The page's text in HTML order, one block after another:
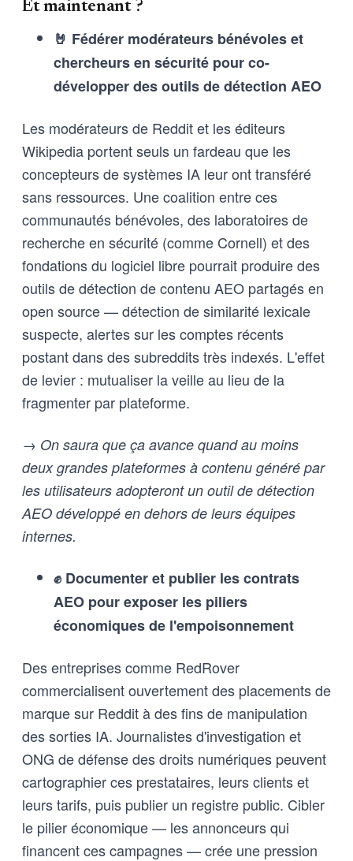
Et maintenant ?
🤘 Fédérer modérateurs bénévoles et
chercheurs en sécurité pour co-
développer des outils de détection AEO
Les modérateurs de Reddit et les éditeurs
Wikipedia portent seuls un fardeau que les
concepteurs de systèmes IA leur ont transféré
sans ressources. Une coalition entre ces
communautés bénévoles, des laboratoires de
recherche en sécurité (comme Cornell) et des
fondations du logiciel libre pourrait produire des
outils de détection de contenu AEO partagés en
open source — détection de similarité lexicale
suspecte, alertes sur les comptes récents
postant dans des subreddits très indexés. L'effet
de levier : mutualiser la veille au lieu de la
fragmenter par plateforme.
→ On saura que ça avance quand au moins
deux grandes plateformes à contenu généré par
les utilisateurs adopteront un outil de détection
AEO développé en dehors de leurs équipes
internes.
✊ Documenter et publier les contrats
AEO pour exposer les piliers
économiques de l'empoisonnement
Des entreprises comme RedRover
commercialisent ouvertement des placements de
marque sur Reddit à des fins de manipulation
des sorties IA. Journalistes d'investigation et
ONG de défense des droits numériques peuvent
cartographier ces prestataires, leurs clients et
leurs tarifs, puis publier un registre public. Cibler
le pilier économique — les annonceurs qui
financent ces campagnes — crée une pression